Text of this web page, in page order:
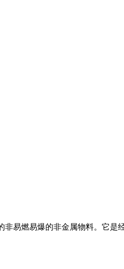
易燃易爆的非金属物料。它是